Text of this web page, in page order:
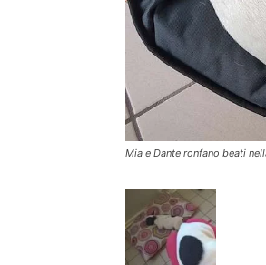
Mia e Dante ronfano beati